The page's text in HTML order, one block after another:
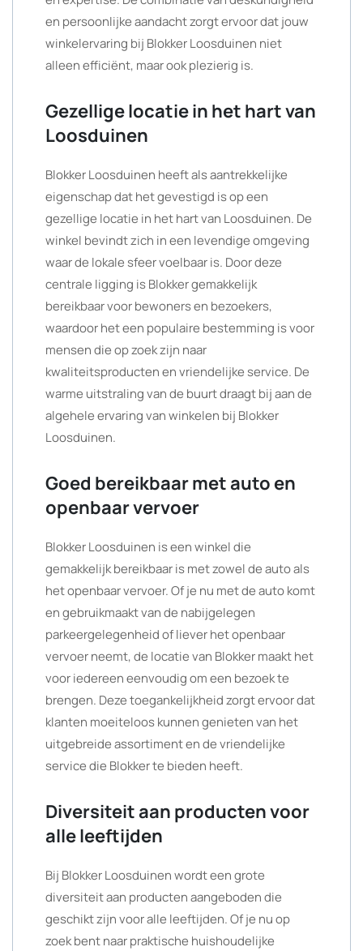
en persoonlijke aandacht zorgt ervoor dat jouw
winkelervaring bij Blokker Loosduinen niet
alleen efficiënt, maar ook plezierig is.
Gezellige locatie in het hart van
Loosduinen
Blokker Loosduinen heeft als aantrekkelijke
eigenschap dat het gevestigd is op een
gezellige locatie in het hart van Loosduinen. De
winkel bevindt zich in een levendige omgeving
waar de lokale sfeer voelbaar is. Door deze
centrale ligging is Blokker gemakkelijk
bereikbaar voor bewoners en bezoekers,
waardoor het een populaire bestemming is voor
mensen die op zoek zijn naar
kwaliteitsproducten en vriendelijke service. De
warme uitstraling van de buurt draagt bij aan de
algehele ervaring van winkelen bij Blokker
Loosduinen.
Goed bereikbaar met auto en
openbaar vervoer
Blokker Loosduinen is een winkel die
gemakkelijk bereikbaar is met zowel de auto als
het openbaar vervoer. Of je nu met de auto komt
en gebruikmaakt van de nabijgelegen
parkeergelegenheid of liever het openbaar
vervoer neemt, de locatie van Blokker maakt het
voor iedereen eenvoudig om een bezoek te
brengen. Deze toegankelijkheid zorgt ervoor dat
klanten moeiteloos kunnen genieten van het
uitgebreide assortiment en de vriendelijke
service die Blokker te bieden heeft.
Diversiteit aan producten voor
alle leeftijden
Bij Blokker Loosduinen wordt een grote
diversiteit aan producten aangeboden die
geschikt zijn voor alle leeftijden. Of je nu op
zoek bent naar praktische huishoudelijke